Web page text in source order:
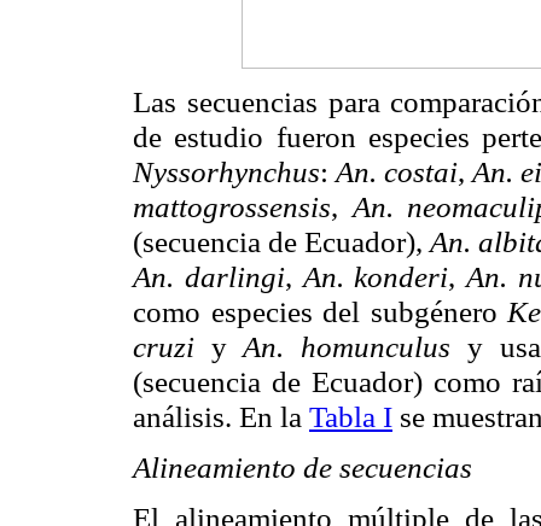
Las secuencias para
de estudio fueron especies
Nyssorhynchus: An. costai, An.
mattogrossensis, An.
(secuencia de Ecuador),An.
An. darlingi, An. konderi,An.
como especies del subgénero
cruzi yAn. homunculus y
(secuencia de Ecuador) como
análisis. En la Tabla I se
Alineamiento de secuencias
El alineamiento múltiple de